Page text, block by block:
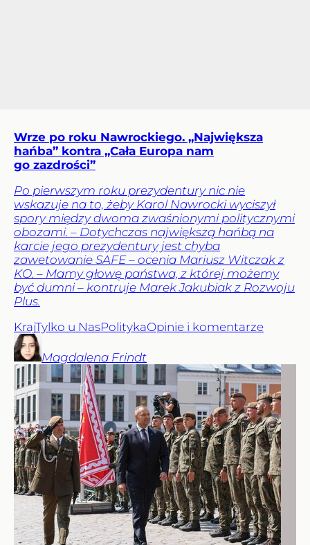
Wrze po roku Nawrockiego. „Największa
hańba” kontra „Cała Europa nam
go zazdrości”
Po pierwszym roku prezydentury nic nie
wskazuje na to, żeby Karol Nawrocki wyciszył
spory między dwoma zwaśnionymi politycznymi
obozami. – Dotychczas największą hańbą na
karcie jego prezydentury jest chyba
zawetowanie SAFE – ocenia Mariusz Witczak z
KO. – Mamy głowę państwa, z której możemy
być dumni – kontruje Marek Jakubiak z Rozwoju
Plus.
KrajTylko u NasPolitykaOpinie i komentarze
Magdalena Frindt